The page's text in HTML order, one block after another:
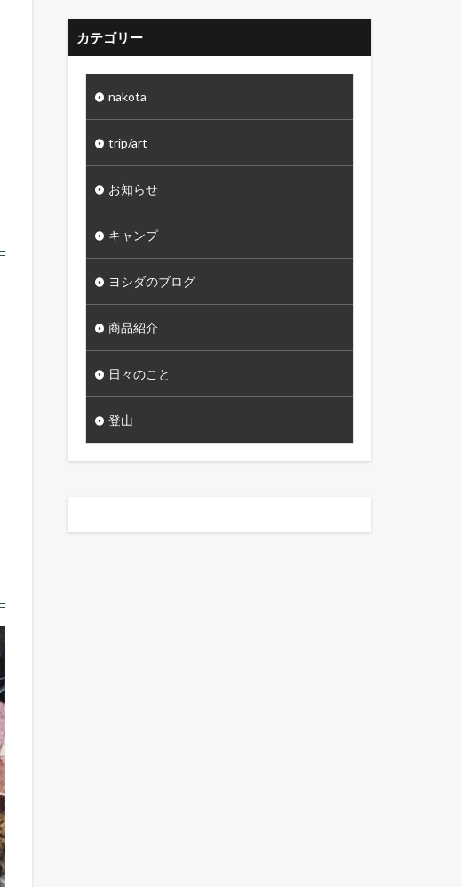
カテゴリー
nakota
trip/art
お知らせ
キャンプ
ヨシダのブログ
商品紹介
日々のこと
登山